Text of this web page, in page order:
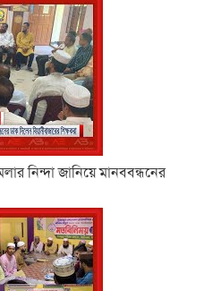
নিন্দা জানিয়ে মানববন্ধনের